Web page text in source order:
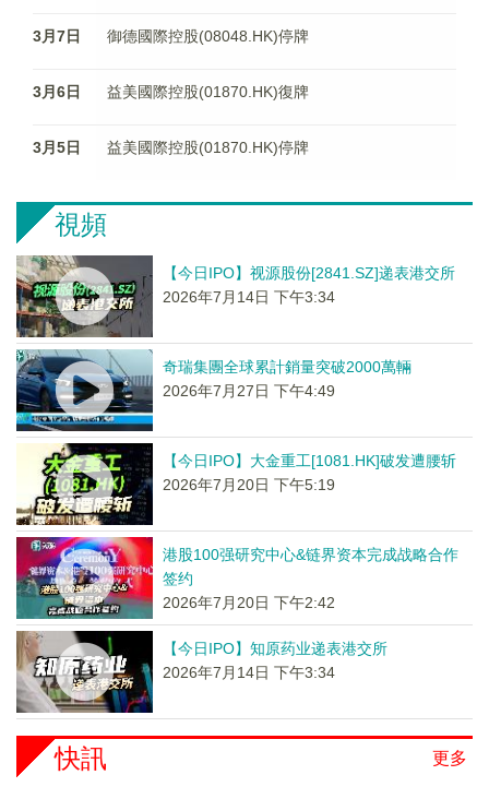
3月7日 御德國際控股(08048.HK)停牌
3月6日 益美國際控股(01870.HK)復牌
3月5日 益美國際控股(01870.HK)停牌
視頻
【今日IPO】视源股份[2841.SZ]递表港交所
2026年7月14日 下午3:34
奇瑞集團全球累計銷量突破2000萬輛
2026年7月27日 下午4:49
【今日IPO】大金重工[1081.HK]破发遭腰斩
2026年7月20日 下午5:19
港股100强研究中心&链界资本完成战略合作
签约
2026年7月20日 下午2:42
【今日IPO】知原药业递表港交所
2026年7月14日 下午3:34
更多
快訊